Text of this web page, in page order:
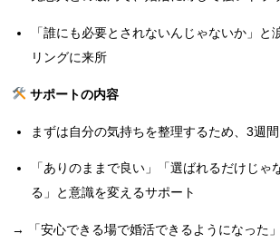
「誰にも必要とされないんじゃないか」と
リングに来所
サポートの内容
まずは自分の気持ちを整理するため、3週
「ありのままで良い」「選ばれるだけじゃ
る」と意識を変えるサポート
→ 「安心できる場で婚活できるようになった